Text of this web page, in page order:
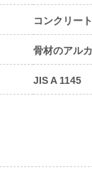
コンクリー
骨材のアル
JIS A 1145